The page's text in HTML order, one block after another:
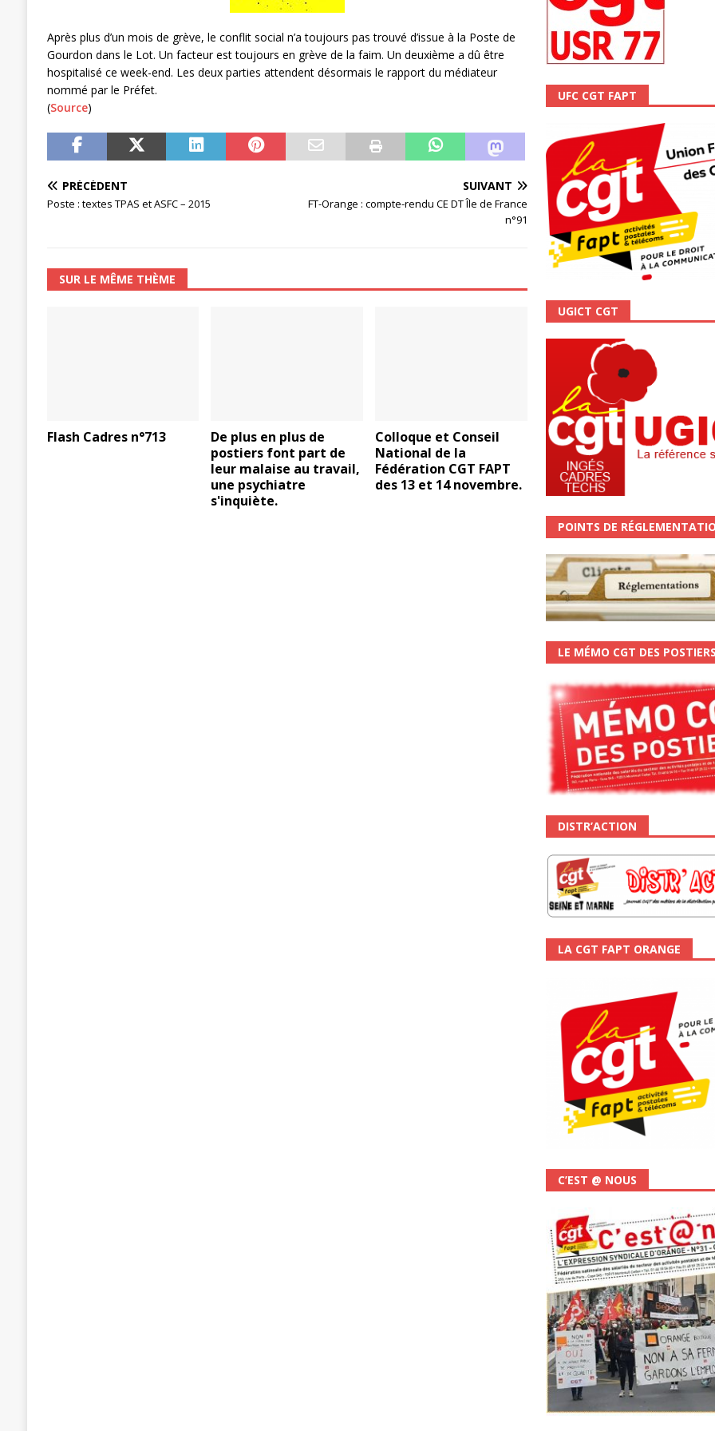
[ 3 janvier 2024 ] Chronopost: Chronoscope n°111 – Janvier 2024
Après plus d’un mois de grève, le conflit social n’a toujours pas trouvé d’issue à la Poste de
Gourdon dans le Lot. Un facteur est toujours en grève de la faim. Un deuxième a dû être
hospitalisé ce week-end. Les deux parties attendent désormais le rapport du médiateur
nommé par le Préfet.
(Source)
PRÉCÉDENT
Poste : textes TPAS et ASFC – 2015
SUIVANT
FT-Orange : compte-rendu CE DT Île de France
n°91
SUR LE MÊME THÈME
Flash Cadres n°713
De plus en plus de
postiers font part de
leur malaise au travail,
une psychiatre
s'inquiète.
Colloque et Conseil
National de la
Fédération CGT FAPT
des 13 et 14 novembre.
UFC CGT FAPT
UGICT CGT
POINTS DE
LE MÉMO CGT DES
DISTR’ACTION
LA CGT FAPT ORANGE
C’EST @ NOUS